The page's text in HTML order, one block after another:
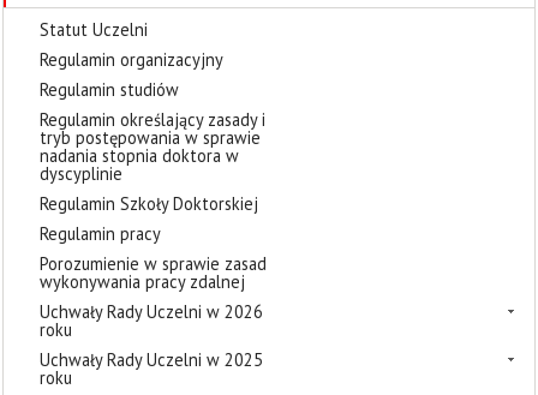
Statut Uczelni
Regulamin organizacyjny
Regulamin studiów
Regulamin określający zasady i
tryb postępowania w sprawie
nadania stopnia doktora w
dyscyplinie
Regulamin Szkoły Doktorskiej
Regulamin pracy
Porozumienie w sprawie zasad
wykonywania pracy zdalnej
Uchwały Rady Uczelni w 2026
roku
Uchwały Rady Uczelni w 2025
roku